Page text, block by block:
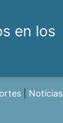
en los
Noticias